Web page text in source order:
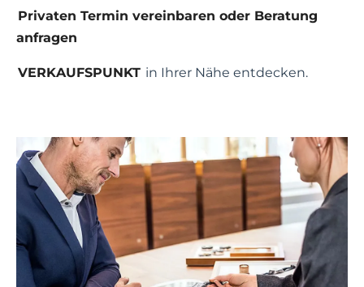
Privaten Termin vereinbaren oder Beratung
anfragen
VERKAUFSPUNKT in Ihrer Nähe entdecken.